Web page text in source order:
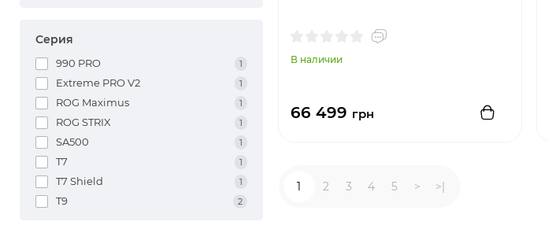
Серия
990 PRO 1
Extreme PRO V2 1
ROG Maximus 1
ROG STRIX 1
SA500 1
T7 1
T7 Shield 1
T9 2
В наличии
66 499 грн
1 2 3 4 5 > >|